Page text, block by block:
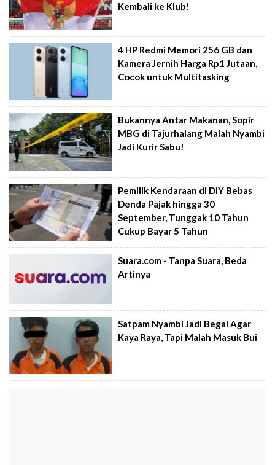
Kembali ke Klub!
4 HP Redmi Memori 256 GB dan
Kamera Jernih Harga Rp1 Jutaan,
Cocok untuk Multitasking
Bukannya Antar Makanan, Sopir
MBG di Tajurhalang Malah Nyambi
Jadi Kurir Sabu!
Pemilik Kendaraan di DIY Bebas
Denda Pajak hingga 30
September, Tunggak 10 Tahun
Cukup Bayar 5 Tahun
Suara.com - Tanpa Suara, Beda
Artinya
Satpam Nyambi Jadi Begal Agar
Kaya Raya, Tapi Malah Masuk Bui